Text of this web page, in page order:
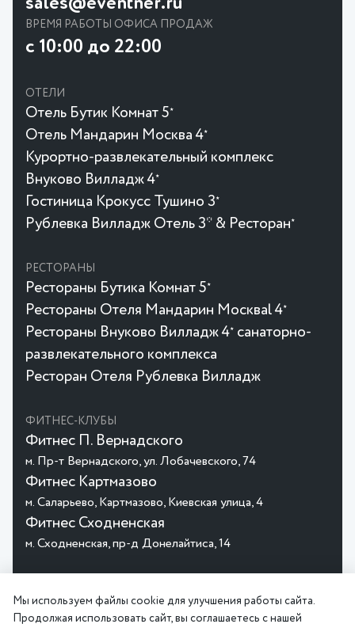
ВРЕМЯ РАБОТЫ ОФИСА ПРОДАЖ
с 10:00 до 22:00
ОТЕЛИ
Отель Бутик Комнат 5★
Отель Мандарин Москва 4★
Курортно-развлекательный комплекс
Внуково Вилладж 4★
Гостиница Крокусc Тушино 3★
Рублевка Вилладж Отель 3* & Ресторан★
РЕСТОРАНЫ
Рестораны Бутика Комнат 5★
Рестораны Отеля Мандарин Москваl 4★
Рестораны Внуково Вилладж 4★
санаторно-
развлекательного комплекса
Ресторан Отеля Рублевка Вилладж
ФИТНЕС-КЛУБЫ
Фитнес П. Вернадского
м. Пр-т Вернадского, ул. Лобачевского, 74
Фитнес Картмазово
м. Саларьево, Картмазово, Киевская улица, 4
Фитнес Сходненская
м. Сходненская, пр-д Донелайтиса, 14
Политика
Пользовательское
Мы используем файлы cookie для улучшения работы сайта.
Продолжая использовать сайт, вы соглашаетесь с нашей